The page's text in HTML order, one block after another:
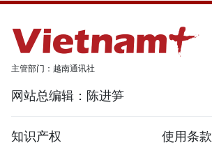
主管部门：越南通讯社
网站总编辑：陈进笋
知识产权 使用条款